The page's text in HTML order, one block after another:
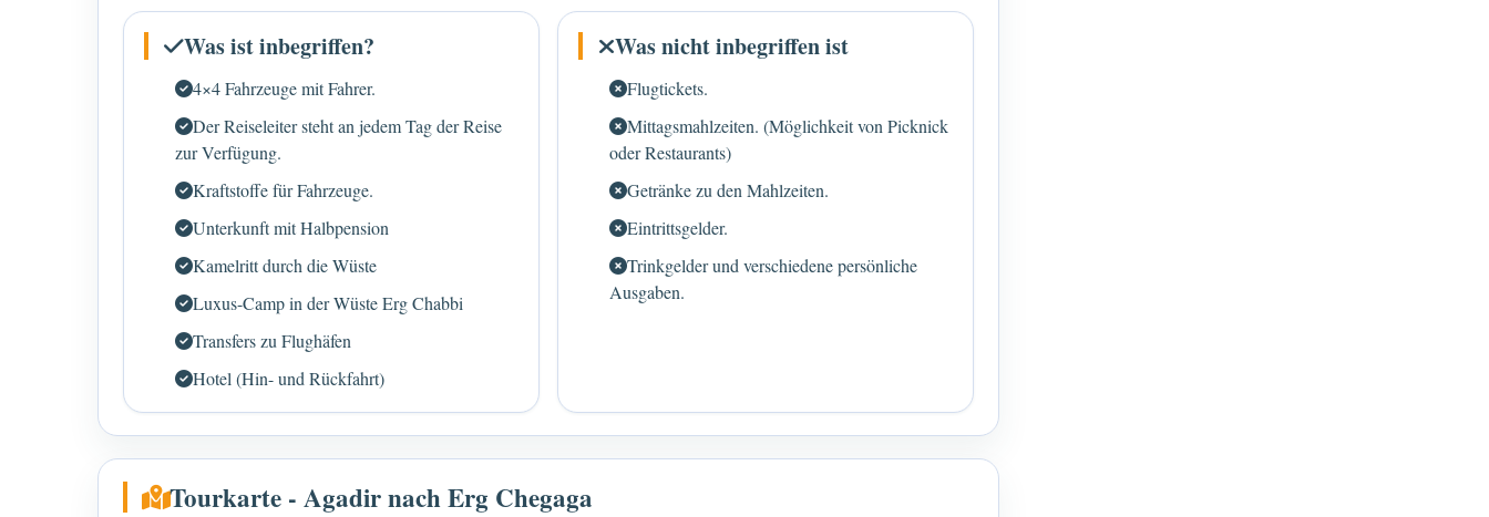
Was ist inbegriffen?
4×4 Fahrzeuge mit Fahrer.
Der Reiseleiter steht an jedem Tag der Reise
zur Verfügung.
Kraftstoffe für Fahrzeuge.
Unterkunft mit Halbpension
Kamelritt durch die Wüste
Luxus-Camp in der Wüste Erg Chabbi
Transfers zu Flughäfen
Hotel (Hin- und Rückfahrt)
Was nicht inbegriffen ist
Flugtickets.
Mittagsmahlzeiten. (Möglichkeit von Picknick
oder Restaurants)
Getränke zu den Mahlzeiten.
Eintrittsgelder.
Trinkgelder und verschiedene persönliche
Ausgaben.
Tourkarte - Agadir nach Erg Chegaga